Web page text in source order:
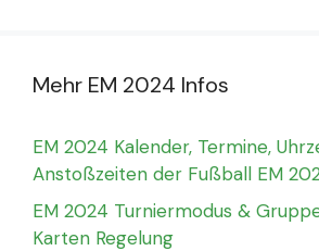
Mehr EM 2024 Infos
EM 2024 Kalender, Termine,
Anstoßzeiten der Fußball EM
EM 2024 Turniermodus &
Karten Regelung